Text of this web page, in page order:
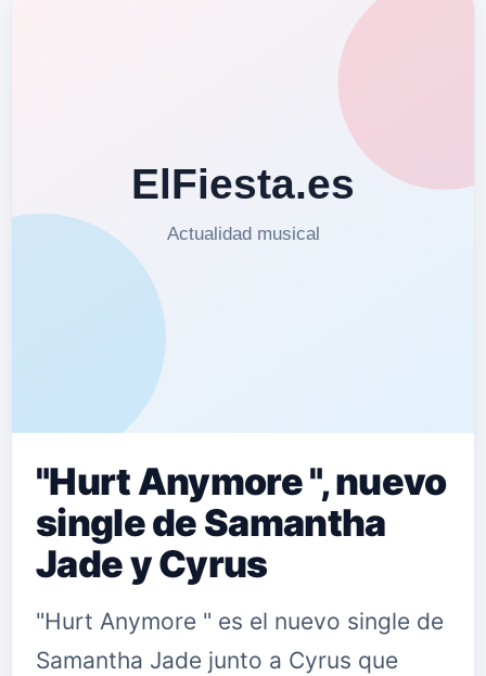
"Hurt Anymore ", nuevo
single de Samantha
Jade y Cyrus
"Hurt Anymore " es el nuevo single de
Samantha Jade junto a Cyrus que